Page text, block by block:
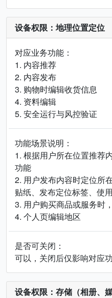
设备权限：地理位置定位
对应业务功能：
1. 内容推荐
2. 内容发布
3. 购物时编辑收货信息
4. 资料编辑
5. 安全运行与风控验证
功能场景说明：
1. 根据用户所在位置推荐
功能
2. 用户发布内容时定位所
贴纸、发布定位标签、使
3. 用户购买商品或服务时
4. 个人页编辑地区
是否可关闭：
可以，关闭后仅影响对应
设备权限：存储（相册、